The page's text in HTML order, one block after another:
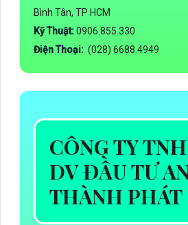
Bình Tân, TP HCM
Kỹ Thuật:0906.855.330
Điện Thoại: (028) 6688.4949
CÔNG TY
DV ĐẦU TƯ
THÀNH PHÁT